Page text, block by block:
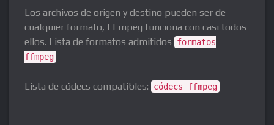
-F
-a
-Arkansas
Los archivos de origen y destino pueden ser de
cualquier formato, FFmpeg funciona con casi todos
ellos. Lista de formatos admitidos
formatos
ffmpeg
Lista de códecs compatibles: códecs ffmpeg